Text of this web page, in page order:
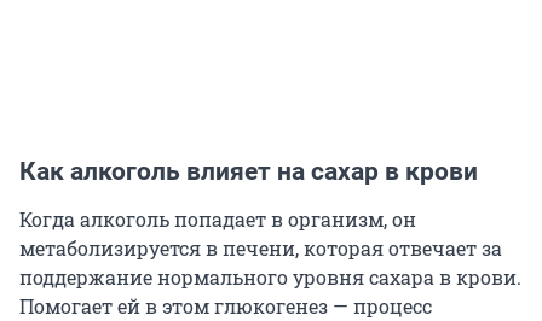
Как алкоголь влияет на сахар в крови
Когда алкоголь попадает в организм, он
метаболизируется в печени, которая отвечает за
поддержание нормального уровня сахара в крови.
Помогает ей в этом глюкогенез — процесс